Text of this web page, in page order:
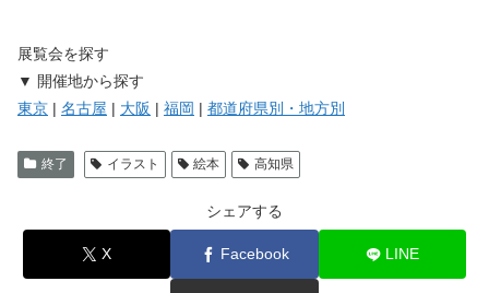
展覧会を探す
▼ 開催地から探す
東京 | 名古屋 | 大阪 | 福岡 | 都道府県別・地方別
終了 イラスト 絵本 高知県
シェアする
X Facebook LINE